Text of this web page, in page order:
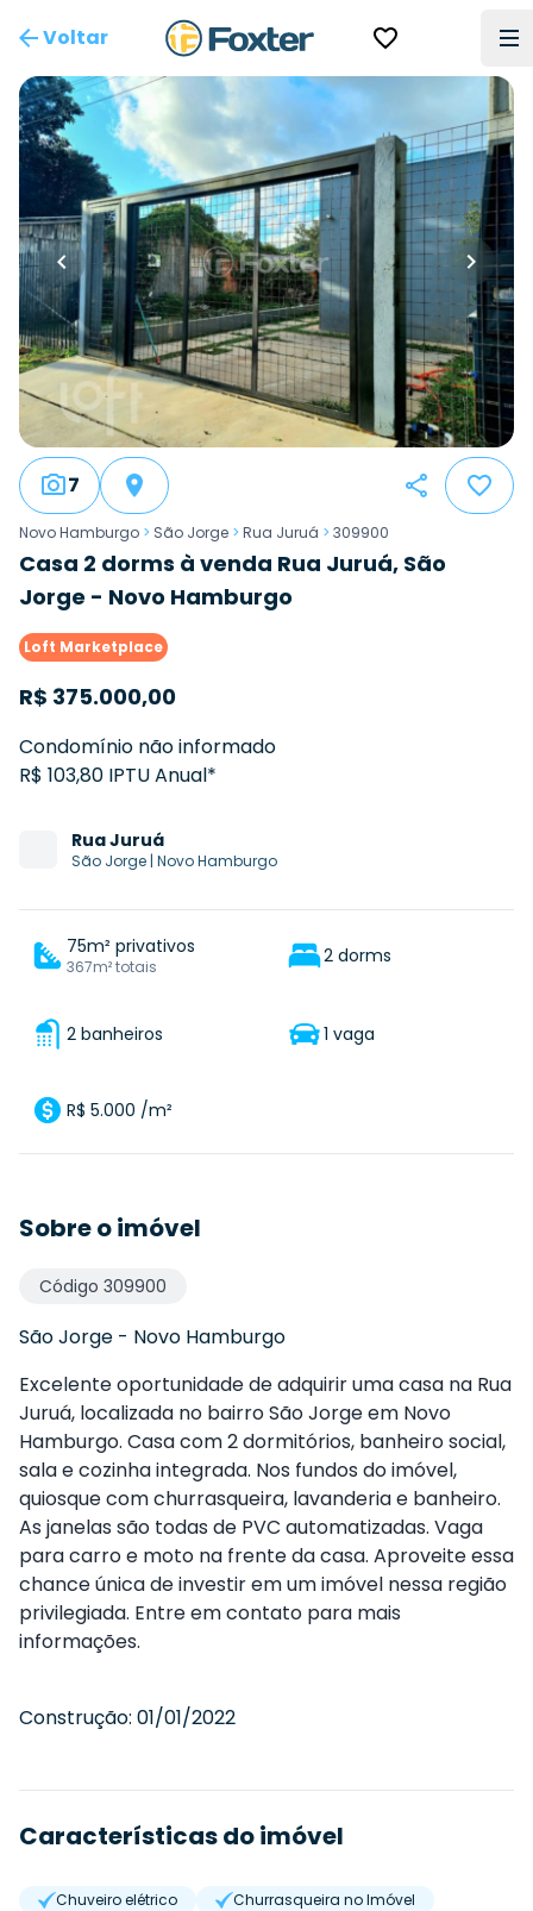
Voltar
7
Novo Hamburgo > São Jorge > Rua Juruá > 309900
Casa 2 dorms à venda Rua Juruá, São
Jorge - Novo Hamburgo
Loft Marketplace
R$ 375.000,00
Condomínio não informado
R$ 103,80 IPTU Anual*
RuaJuruá
São Jorge | Novo Hamburgo
75m² privativos
367m² totais 2 dorms
2 banheiros 1 vaga
R$ 5.000 /m²
Sobre o imóvel
Código 309900
São Jorge - Novo Hamburgo
Excelente oportunidade de adquirir uma casa na Rua
Juruá, localizada no bairro São Jorge em Novo
Hamburgo. Casa com 2 dormitórios, banheiro social,
sala e cozinha integrada. Nos fundos do imóvel,
quiosque com churrasqueira, lavanderia e banheiro.
As janelas são todas de PVC automatizadas. Vaga
para carro e moto na frente da casa. Aproveite essa
chance única de investir em um imóvel nessa região
privilegiada. Entre em contato para mais
informações.
Construção: 01/01/2022
Características do imóvel
Chuveiro elétrico
Churrasqueira no Imóvel